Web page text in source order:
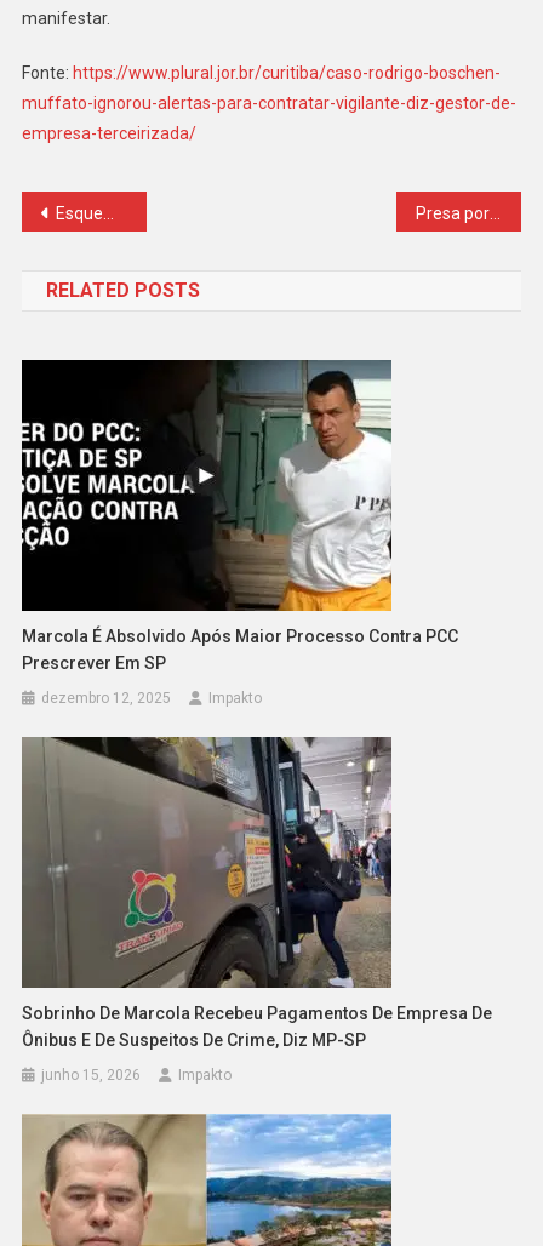
manifestar.
Fonte: https://www.plural.jor.br/curitiba/caso-rodrigo-boschen-
muffato-ignorou-alertas-para-contratar-vigilante-diz-gestor-de-
empresa-terceirizada/
Navegação
Post
Esquema internacional de tráfico usava portos gigantes de SC para mandar drogas à Europa Presa por suspeita de ligação com o PCC, Deolane Bezerra se diz arrependida de ter votado em Lula
RELATED POSTS
Marcola É Absolvido Após Maior Processo Contra PCC
Prescrever Em SP
dezembro 12, 2025 Impakto
Sobrinho De Marcola Recebeu Pagamentos De Empresa De
Ônibus E De Suspeitos De Crime, Diz MP-SP
junho 15, 2026 Impakto